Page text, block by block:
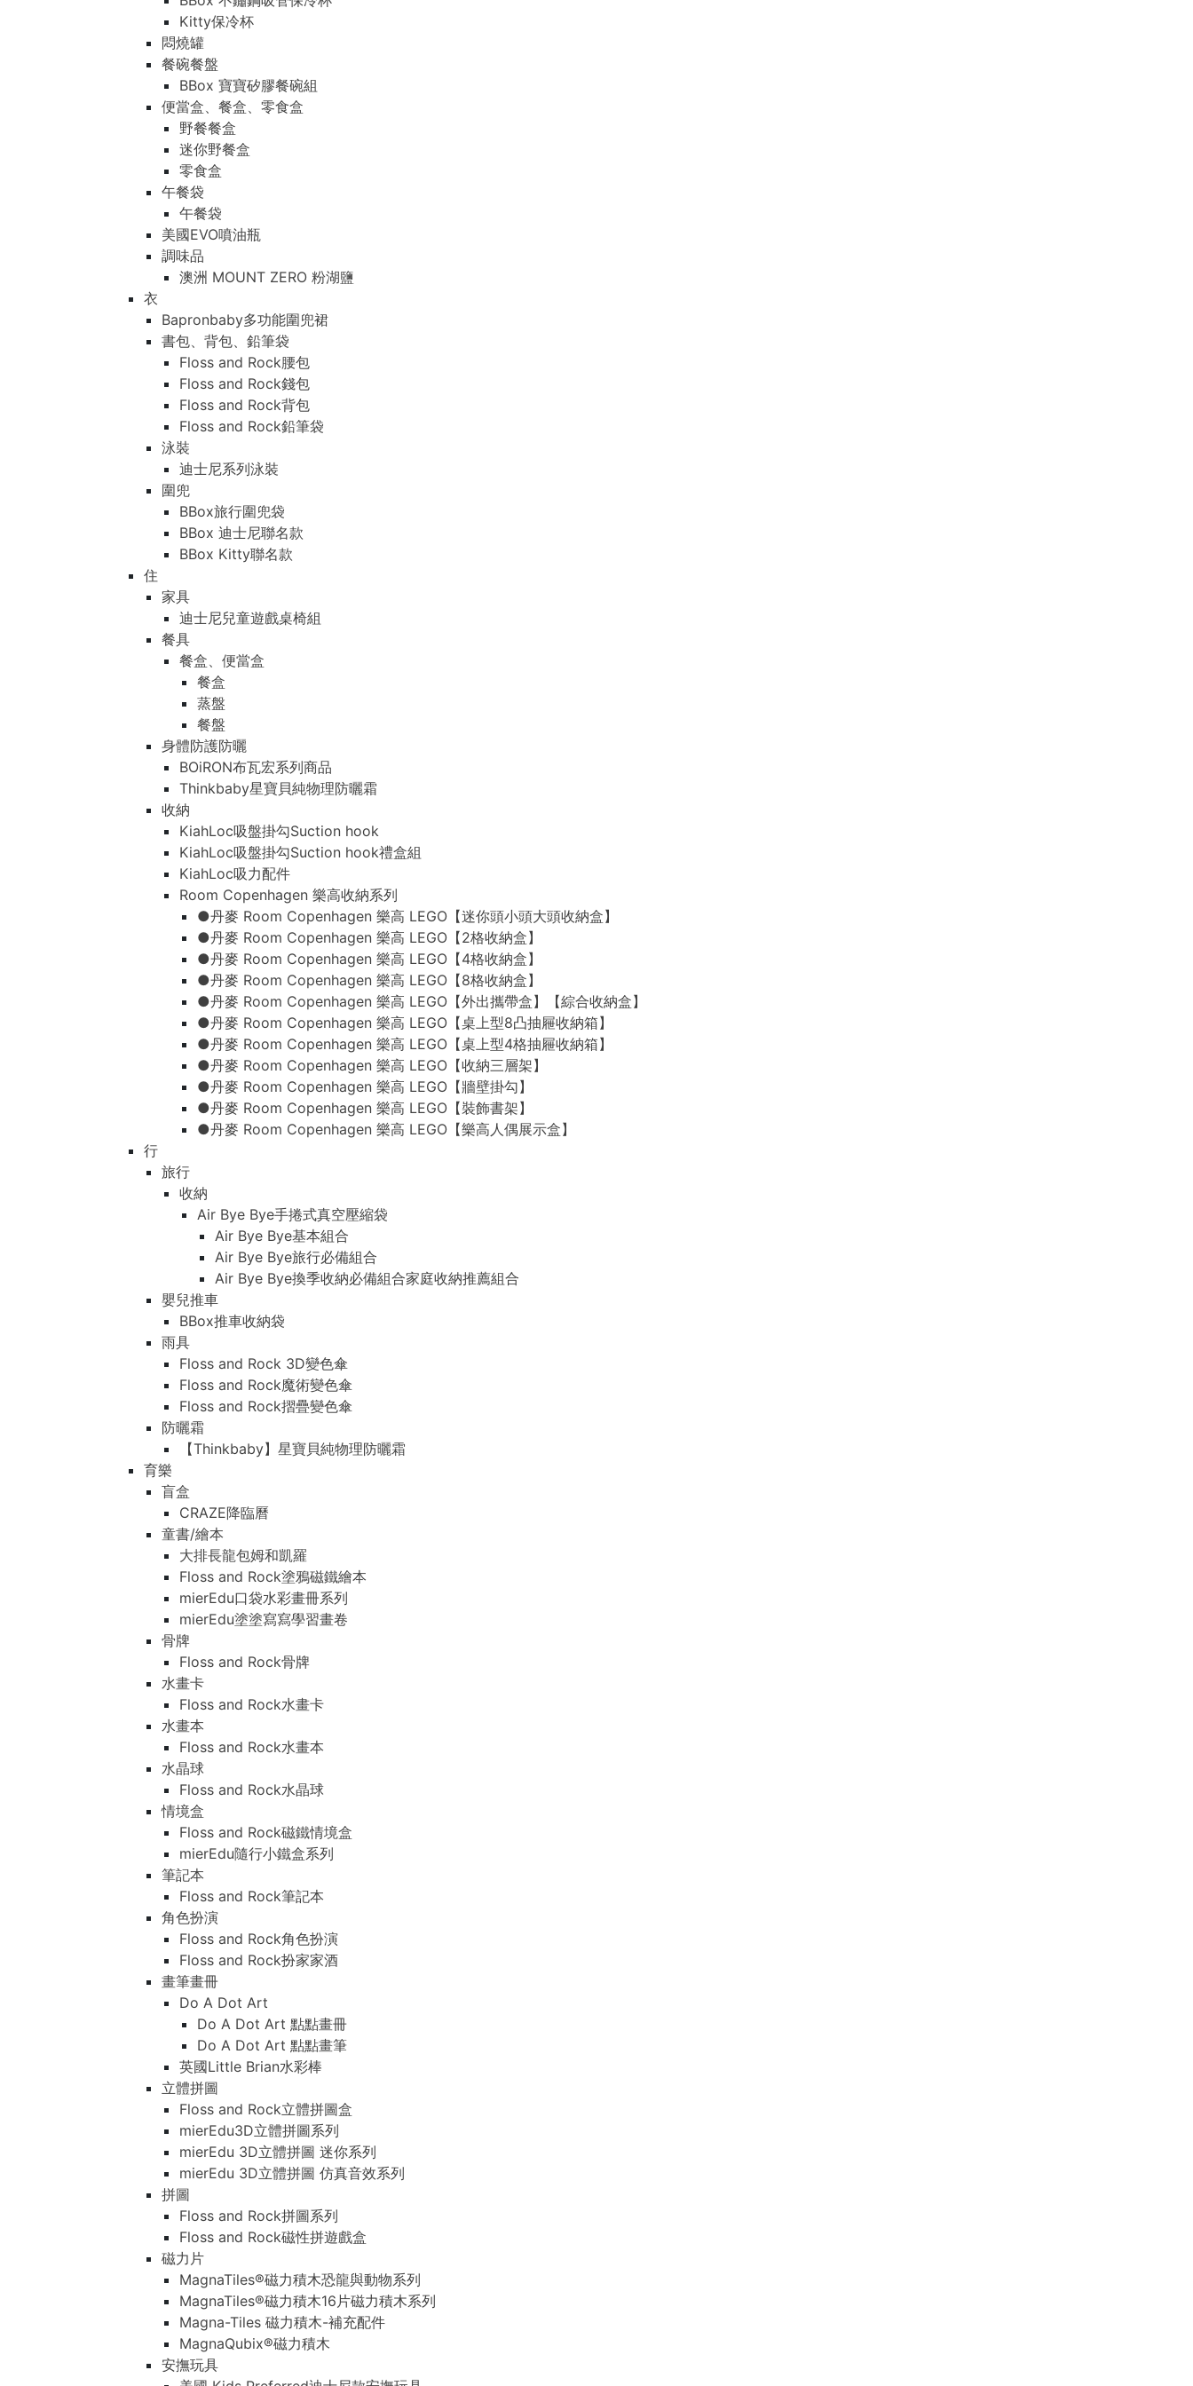
Kitty保冷杯
悶燒罐
餐碗餐盤
BBox 寶寶矽膠餐碗組
便當盒、餐盒、零食盒
野餐餐盒
迷你野餐盒
零食盒
午餐袋
午餐袋
美國EVO噴油瓶
調味品
澳洲 MOUNT ZERO 粉湖鹽
衣
Bapronbaby多功能圍兜裙
書包、背包、鉛筆袋
Floss and Rock腰包
Floss and Rock錢包
Floss and Rock背包
Floss and Rock鉛筆袋
泳裝
迪士尼系列泳裝
圍兜
BBox旅行圍兜袋
BBox 迪士尼聯名款
BBox Kitty聯名款
住
家具
迪士尼兒童遊戲桌椅組
餐具
餐盒、便當盒
餐盒
蒸盤
餐盤
身體防護防曬
BOiRON布瓦宏系列商品
Thinkbaby星寶貝純物理防曬霜
收納
KiahLoc吸盤掛勾Suction hook
KiahLoc吸盤掛勾Suction hook禮盒組
KiahLoc吸力配件
Room Copenhagen 樂高收納系列
●丹麥 Room Copenhagen 樂高 LEGO【迷你頭小頭大頭收納盒】
●丹麥 Room Copenhagen 樂高 LEGO【2格收納盒】
●丹麥 Room Copenhagen 樂高 LEGO【4格收納盒】
●丹麥 Room Copenhagen 樂高 LEGO【8格收納盒】
●丹麥 Room Copenhagen 樂高 LEGO【外出攜帶盒】【綜合收納盒】
●丹麥 Room Copenhagen 樂高 LEGO【桌上型8凸抽屜收納箱】
●丹麥 Room Copenhagen 樂高 LEGO【桌上型4格抽屜收納箱】
●丹麥 Room Copenhagen 樂高 LEGO【收納三層架】
●丹麥 Room Copenhagen 樂高 LEGO【牆壁掛勾】
●丹麥 Room Copenhagen 樂高 LEGO【裝飾書架】
●丹麥 Room Copenhagen 樂高 LEGO【樂高人偶展示盒】
行
旅行
收納
Air Bye Bye手捲式真空壓縮袋
Air Bye Bye基本組合
Air Bye Bye旅行必備組合
Air Bye Bye換季收納必備組合家庭收納推薦組合
嬰兒推車
BBox推車收納袋
雨具
Floss and Rock 3D變色傘
Floss and Rock魔術變色傘
Floss and Rock摺疊變色傘
防曬霜
【Thinkbaby】星寶貝純物理防曬霜
育樂
盲盒
CRAZE降臨曆
童書/繪本
大排長龍包姆和凱羅
Floss and Rock塗鴉磁鐵繪本
mierEdu口袋水彩畫冊系列
mierEdu塗塗寫寫學習畫卷
骨牌
Floss and Rock骨牌
水畫卡
Floss and Rock水畫卡
水畫本
Floss and Rock水畫本
水晶球
Floss and Rock水晶球
情境盒
Floss and Rock磁鐵情境盒
mierEdu隨行小鐵盒系列
筆記本
Floss and Rock筆記本
角色扮演
Floss and Rock角色扮演
Floss and Rock扮家家酒
畫筆畫冊
Do A Dot Art
Do A Dot Art 點點畫冊
Do A Dot Art 點點畫筆
英國Little Brian水彩棒
立體拼圖
Floss and Rock立體拼圖盒
mierEdu3D立體拼圖系列
mierEdu 3D立體拼圖 迷你系列
mierEdu 3D立體拼圖 仿真音效系列
拼圖
Floss and Rock拼圖系列
Floss and Rock磁性拼遊戲盒
磁力片
MagnaTiles®磁力積木恐龍與動物系列
MagnaTiles®磁力積木16片磁力積木系列
Magna-Tiles 磁力積木-補充配件
MagnaQubix®磁力積木
安撫玩具